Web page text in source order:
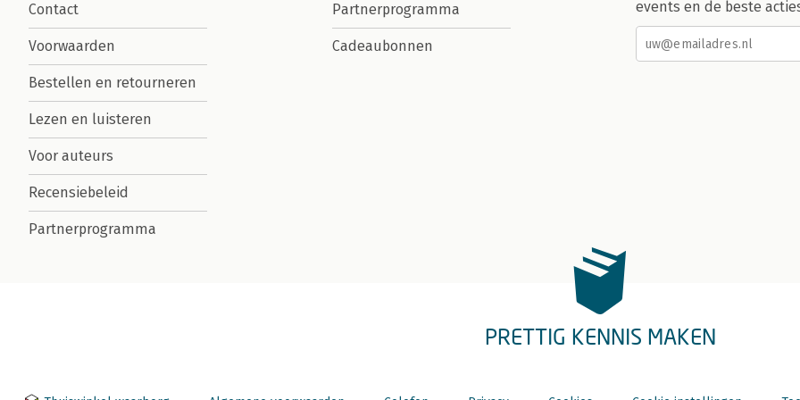
Contact
Voorwaarden
Bestellen en retourneren
Lezen en luisteren
Voor auteurs
Recensiebeleid
Partnerprogramma
Partnerprogramma
Cadeaubonnen
events en de beste
PRETTIG KENNIS MAKEN